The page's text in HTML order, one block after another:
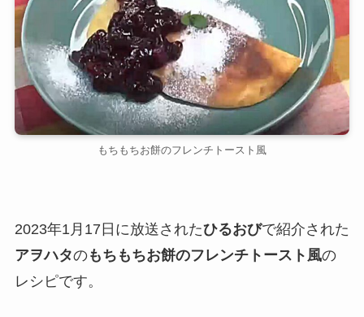
もちもちお餅のフレンチトースト風
2023年1月17日に放送されたひるおびで紹介された
アヲハタのもちもちお餅のフレンチトースト風の
レシピです。